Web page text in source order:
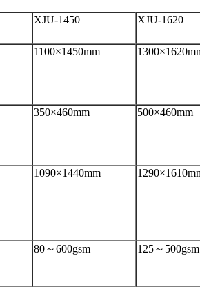
XJU-1450 XJU-1620
1100×1450mm
350×460mm 500×460mm
1090×1440mm
80～600gsm 125～500gsm